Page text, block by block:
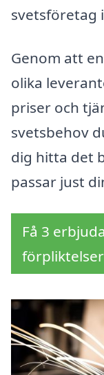
svetsföretag
Genom att
olika
priser och
svetsbehov
dig hitta det
passar just
Få 3
förpliktelser